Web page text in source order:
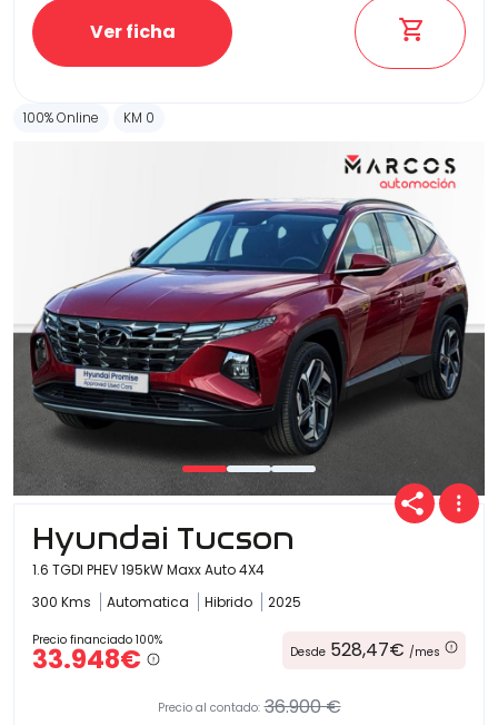
Ver ficha
100% Online KM 0
Hyundai Tucson
1.6 TGDI PHEV 195kW Maxx Auto 4X4
300 Kms
Automatica Hibrido 2025
Precio financiado 100%
33.948€ Desde 528,47€ /mes
Precio al contado: 36.900 €